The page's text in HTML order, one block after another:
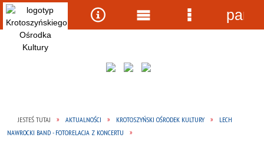
JESTEŚ TUTAJ AKTUALNOŚCI KROTOSZYŃSKI OŚRODEK KULTURY
LECH
NAWROCKI BAND - FOTORELACJA Z KONCERTU
Wyszukiwarka
Narzędzia
Menu Menu
panel